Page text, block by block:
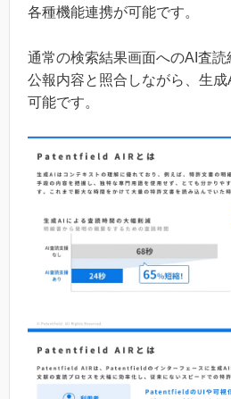
各種機能連携が可能です。
通常の検索結果画面へのAI査読
公報内容と照合しながら、生
可能です。